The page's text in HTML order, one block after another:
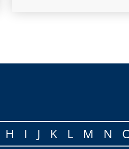
H I J K L M N